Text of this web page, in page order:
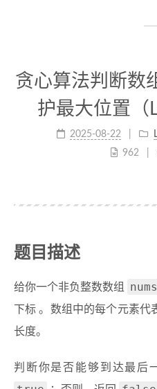
贪心算法判断数
护最大位置（
2025-08-22
962
题目描述
给你一个非负整数数组 nums
下标 。数组中的每个元素
长度。
判断你是否能够到达最后